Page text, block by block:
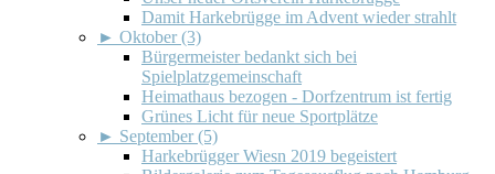
Damit Harkebrügge im Advent wieder strahlt
► Oktober (3)
Bürgermeister bedankt sich bei
Spielplatzgemeinschaft
Heimathaus bezogen - Dorfzentrum ist fertig
Grünes Licht für neue Sportplätze
► September (5)
Harkebrügger Wiesn 2019 begeistert